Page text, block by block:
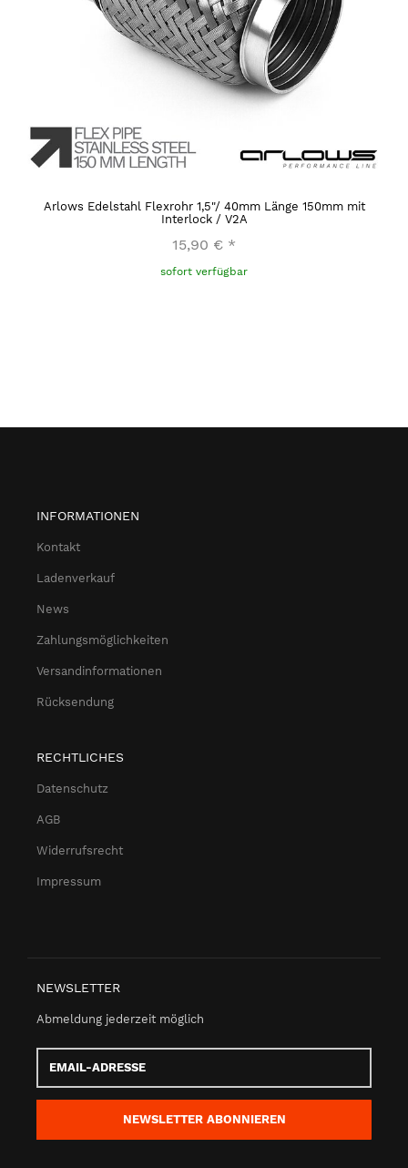
Arlows Edelstahl Flexrohr 1,5"/ 40mm Länge 150mm mit
Interlock / V2A
15,90 € *
sofort verfügbar
INFORMATIONEN
Kontakt
Ladenverkauf
News
Zahlungsmöglichkeiten
Versandinformationen
Rücksendung
RECHTLICHES
Datenschutz
AGB
Widerrufsrecht
Impressum
NEWSLETTER
Abmeldung jederzeit möglich
Adresse
NEWSLETTER ABONNIEREN